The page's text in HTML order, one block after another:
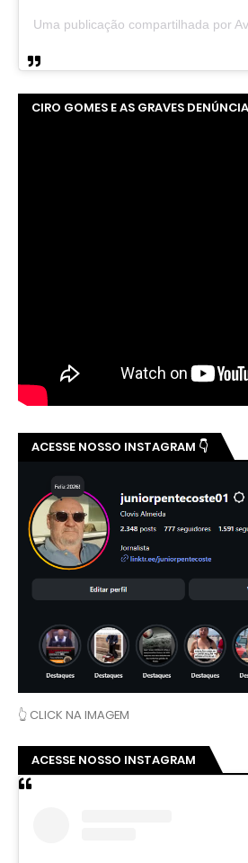
CIRO GOMES E AS GRAVES
ACESSE NOSSO INSTAGRAM 👇
👆 CLICK NA IMAGEM
ACESSE NOSSO INSTAGRAM